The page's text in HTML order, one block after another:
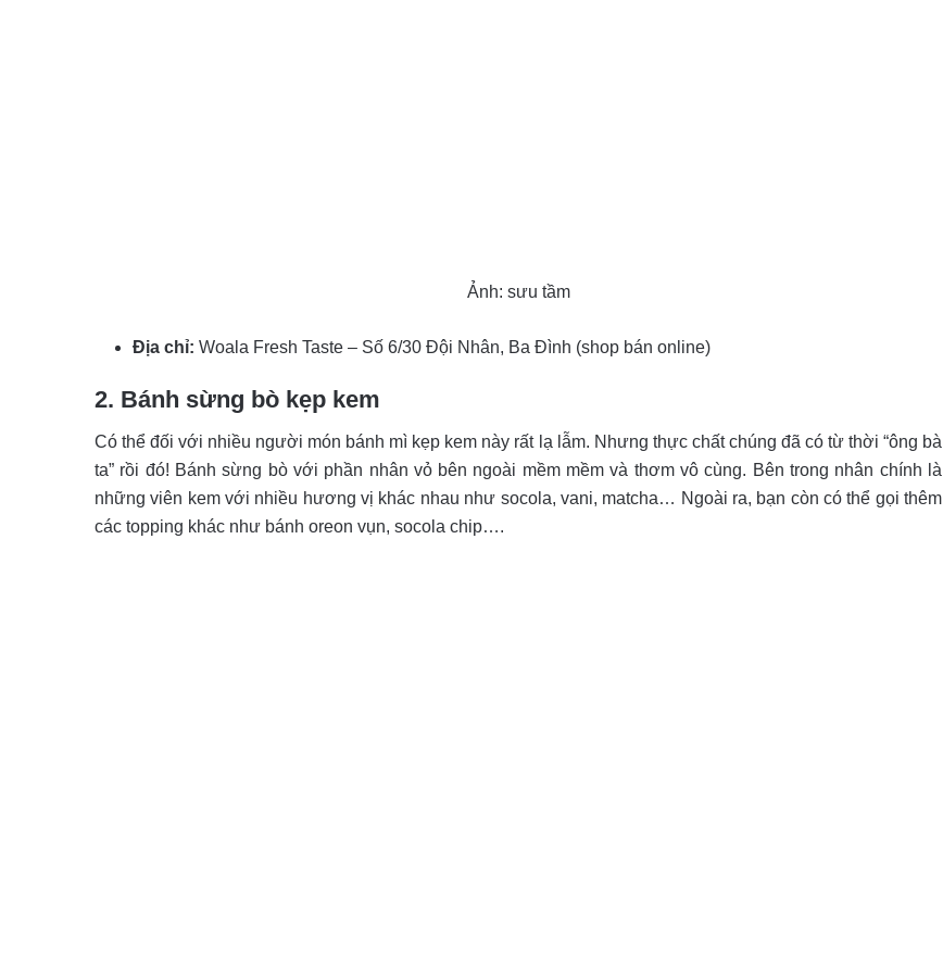
Ảnh: sưu tầm
Địa chỉ: Woala Fresh Taste – Số 6/30 Đội Nhân, Ba Đình (shop bán online)
2. Bánh sừng bò kẹp kem
Có thể đối với nhiều người món bánh mì kẹp kem này rất lạ lẫm. Nhưng thực chất chúng đã có từ thời “ông bà
ta” rồi đó! Bánh sừng bò với phần nhân vỏ bên ngoài mềm mềm và thơm vô cùng. Bên trong nhân chính là
những viên kem với nhiều hương vị khác nhau như socola, vani, matcha… Ngoài ra, bạn còn có thể gọi thêm
các topping khác như bánh oreon vụn, socola chip….